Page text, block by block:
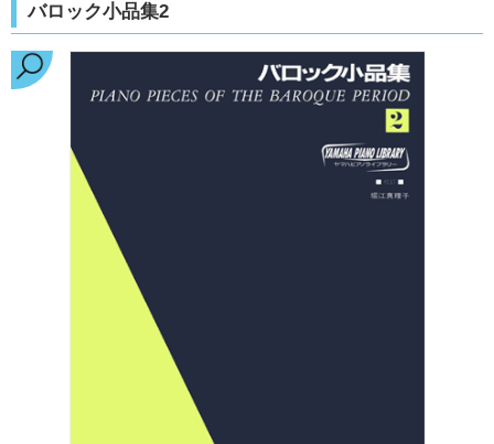
バロック小品集2